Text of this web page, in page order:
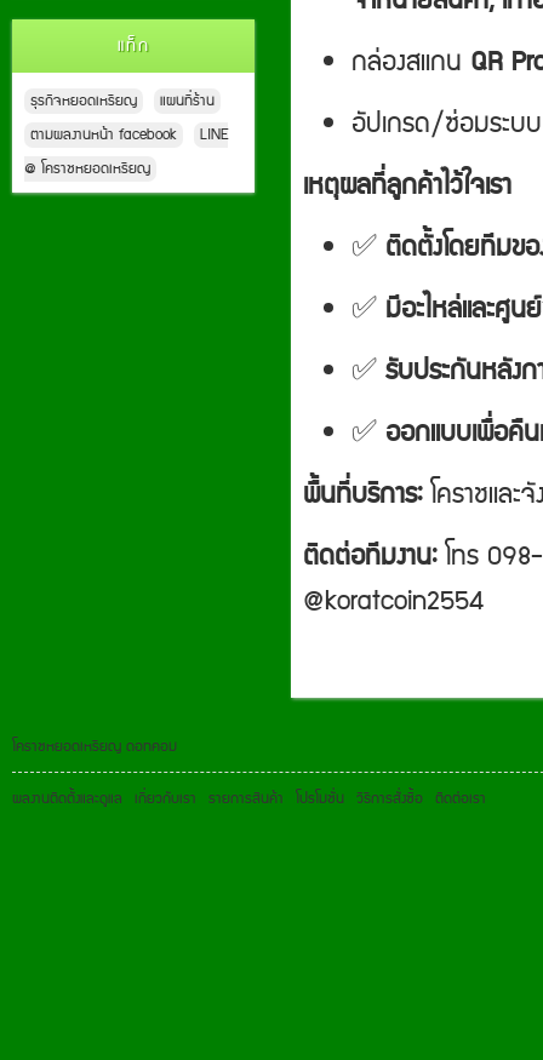
แท็ก
ธุรกิจหยอดเหรียญ
แผนที่ร้าน
ตามผลงานหน้า facebook
LINE
@ โคราชหยอดเหรียญ
กล่องสแกน QR
อัปเกรด/ซ่อมระบ
เหตุผลที่ลูกค้าไว้ใจเรา
✅ ติดตั้งโดยทีมขอ
✅ มีอะไหล่และศูน
✅รับประกันหลังก
✅ ออกแบบเพื่อคื
พื้นที่บริการ:โคราชและ
ติดต่อทีมงาน:โทร
@koratcoin2554
โคราชหยอดเหรียญ ดอทคอม
ผลงานติดตั้งและดูแล เกี่ยวกับเรา รายการสินค้า โปรโมชั่น วิธีการสั่งซื้อ ติดต่อเรา